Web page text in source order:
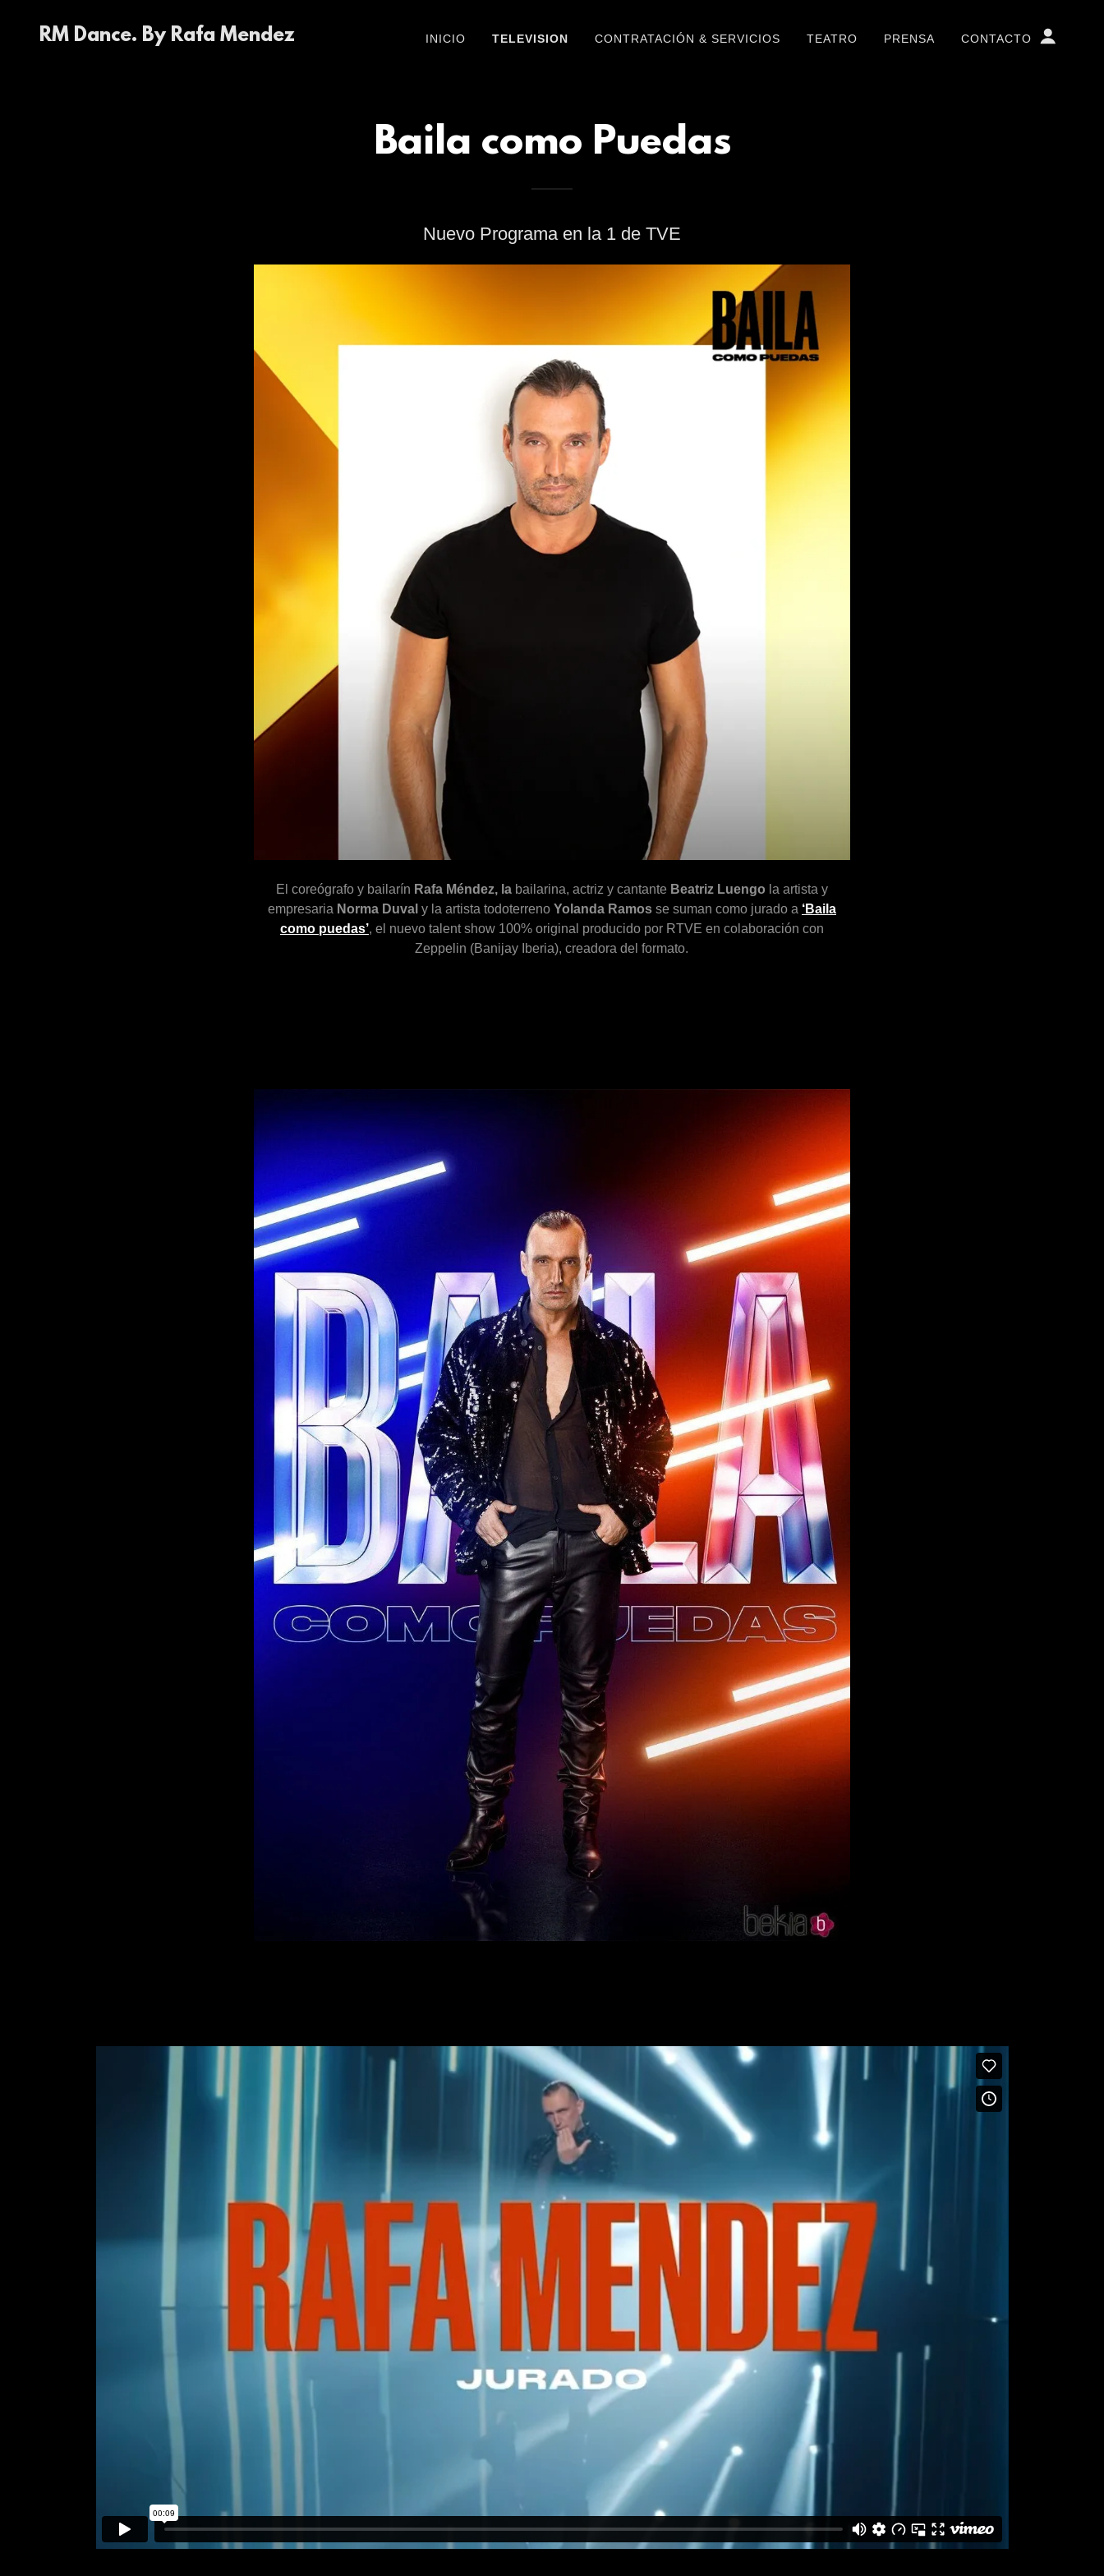
RM Dance. By Rafa Mendez INICIO TELEVISION CONTRATACIÓN & SERVICIOS TEATRO PRENSA CONTACTO
Baila como Puedas
Nuevo Programa en la 1 de TVE
El coreógrafo y bailarín Rafa Méndez, la bailarina, actriz y cantante Beatriz Luengo la artista y
empresaria Norma Duval y la artista todoterreno Yolanda Ramosse suman como jurado a ‘Baila
como puedas’, el nuevo talent show 100% original producido por RTVE en colaboración con
Zeppelin (Banijay Iberia), creadora del formato.